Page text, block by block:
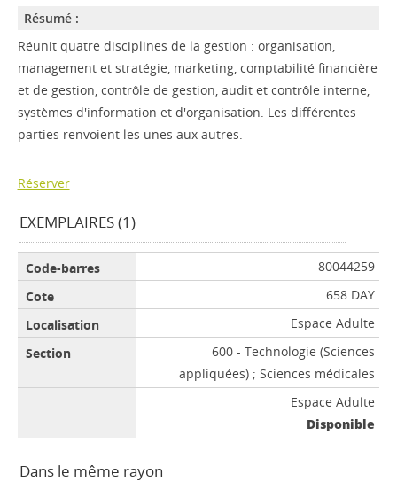
Résumé :
Réunit quatre disciplines de la gestion : organisation,
management et stratégie, marketing, comptabilité financière
et de gestion, contrôle de gestion, audit et contrôle interne,
systèmes d'information et d'organisation. Les différentes
parties renvoient les unes aux autres.
Réserver
EXEMPLAIRES (1)
80044259
658 DAY
Espace Adulte
600 - Technologie (Sciences
appliquées) ; Sciences médicales
Espace Adulte
Disponible
Dans le même rayon